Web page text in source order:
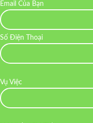
Email Của Bạn
Số Điện Thoại
Vụ Việc